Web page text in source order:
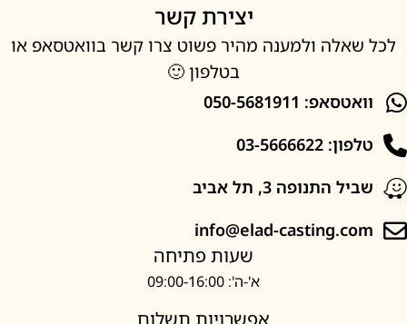
יצירת קשר
ולמענה מהיר פשוט צרו קשר בוואטסאפ או
בטלפון 🙂
050-5681911
03-5666622
התנופה 3, תל אביב
info@elad-
שעות פתיחה
אפשרויות תשלום